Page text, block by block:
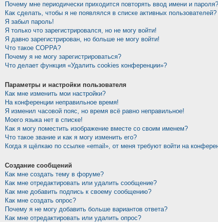
Почему мне периодически приходится повторять ввод имени и пароля?
Как сделать, чтобы я не появлялся в списке активных пользователей?
Я забыл пароль!
Я только что зарегистрировался, но не могу войти!
Я давно зарегистрирован, но больше не могу войти!
Что такое COPPA?
Почему я не могу зарегистрироваться?
Что делает функция «Удалить cookies конференции»?
Параметры и настройки пользователя
Как мне изменить мои настройки?
На конференции неправильное время!
Я изменил часовой пояс, но время всё равно неправильное!
Моего языка нет в списке!
Как я могу поместить изображение вместе со своим именем?
Что такое звание и как я могу изменить его?
Когда я щёлкаю по ссылке «email», от меня требуют войти на
Создание сообщений
Как мне создать тему в форуме?
Как мне отредактировать или удалить сообщение?
Как мне добавить подпись к своему сообщению?
Как мне создать опрос?
Почему я не могу добавить больше вариантов ответа?
Как мне отредактировать или удалить опрос?